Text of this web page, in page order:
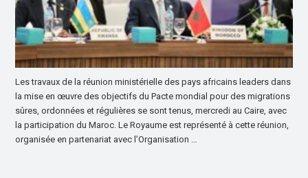
Les travaux de la réunion ministérielle des pays africains leaders dans
la mise en œuvre des objectifs du Pacte mondial pour des migrations
sûres, ordonnées et régulières se sont tenus, mercredi au Caire, avec
la participation du Maroc. Le Royaume est représenté à cette réunion,
organisée en partenariat avec l’Organisation …